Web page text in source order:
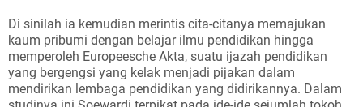
Di sinilah ia kemudian merintis cita-citanya memajukan
kaum pribumi dengan belajar ilmu pendidikan hingga
memperoleh Europeesche Akta, suatu ijazah pendidikan
yang bergengsi yang kelak menjadi pijakan dalam
mendirikan lembaga pendidikan yang didirikannya. Dalam